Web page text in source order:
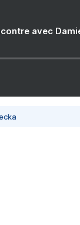
avec